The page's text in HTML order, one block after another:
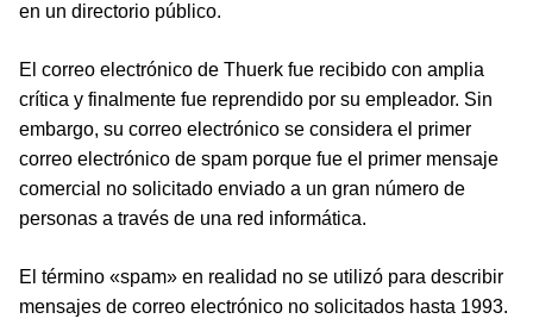
en un directorio público.
El correo electrónico de Thuerk fue recibido con amplia
crítica y finalmente fue reprendido por su empleador. Sin
embargo, su correo electrónico se considera el primer
correo electrónico de spam porque fue el primer mensaje
comercial no solicitado enviado a un gran número de
personas a través de una red informática.
El término «spam» en realidad no se utilizó para describir
mensajes de correo electrónico no solicitados hasta 1993.